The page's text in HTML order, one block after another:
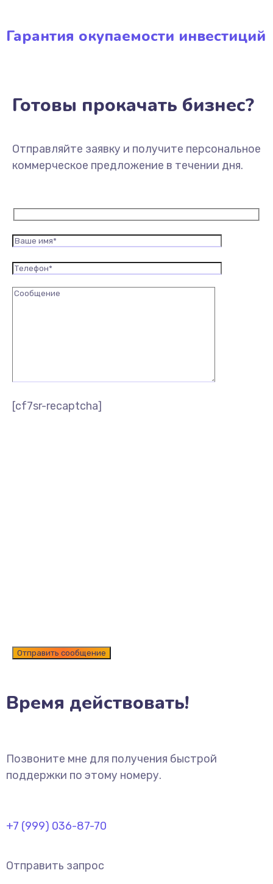
Гарантия окупаемости инвестиций
Готовы прокачать бизнес?
Отправляйте заявку и получите персональное
коммерческое предложение в течении дня.
[cf7sr-recaptcha]
Время действовать!
Позвоните мне для получения быстрой
поддержки по этому номеру.
+7 (999) 036-87-70
Отправить запрос